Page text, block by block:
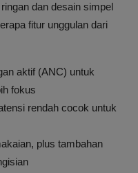
dan desain simpel
fitur unggulan dari
aktif (ANC) untuk
fokus
rendah cocok untuk
plus tambahan